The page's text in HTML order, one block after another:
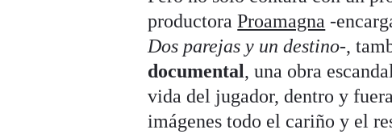
productoraProamagna -
Dos parejas y un destino-,
documental, una obra
vida del jugador, dentro y
imágenes todo el cariño y el